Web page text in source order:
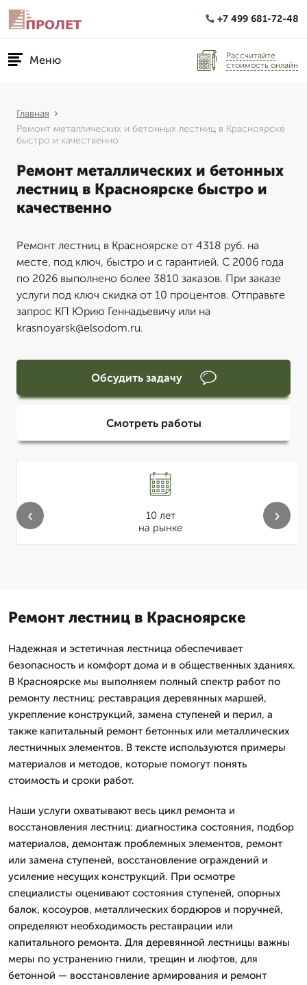
+7 499 681-72-48
Меню
Рассчитайте
стоимость онлайн
Главная
Ремонт металлических и бетонных лестниц в Красноярске
быстро и качественно
Ремонт металлических и бетонных
лестниц в Красноярске быстро и
качественно
Ремонт лестниц в Красноярске от 4318 руб. на
месте, под ключ, быстро и с гарантией. С 2006 года
по 2026 выполнено более 3810 заказов. При заказе
услуги под ключ скидка от 10 процентов. Отправьте
запрос КП Юрию Геннадьевичу или на
krasnoyarsk@elsodom.ru.
Обсудить задачу
Смотреть работы
10 лет
на рынке
‹ ›
Ремонт лестниц в Красноярске
Надежная и эстетичная лестница обеспечивает
безопасность и комфорт дома и в общественных зданиях.
В Красноярске мы выполняем полный спектр работ по
ремонту лестниц: реставрация деревянных маршей,
укрепление конструкций, замена ступеней и перил, а
также капитальный ремонт бетонных или металлических
лестничных элементов. В тексте используются примеры
материалов и методов, которые помогут понять
стоимость и сроки работ.
Наши услуги охватывают весь цикл ремонта и
восстановления лестниц: диагностика состояния, подбор
материалов, демонтаж проблемных элементов, ремонт
или замена ступеней, восстановление ограждений и
усиление несущих конструкций. При осмотре
специалисты оценивают состояния ступеней, опорных
балок, косоуров, металлических бордюров и поручней,
определяют необходимость реставрации или
капитального ремонта. Для деревянной лестницы важны
меры по устранению гнили, трещин и люфтов, для
бетонной — восстановление армирования и ремонт